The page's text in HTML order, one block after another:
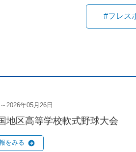
#フレス
2026年05月26日
地区高等学校軟式野球大会
をみる